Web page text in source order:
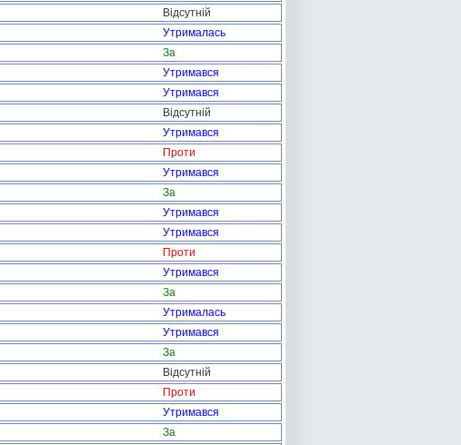
Відсутній
Утрималась
За
Утримався
Утримався
Відсутній
Утримався
Проти
Утримався
За
Утримався
Утримався
Проти
Утримався
За
Утрималась
Утримався
За
Відсутній
Проти
Утримався
За